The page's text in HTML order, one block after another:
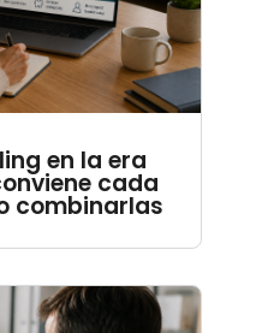
en la era
cada
combinarlas